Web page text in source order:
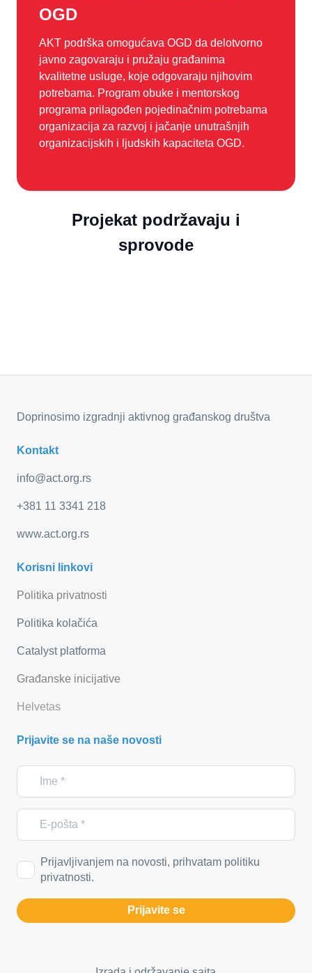
OGD
AKT podrška omogućava OGD da delotvorno
javno zagovaraju i pružaju građanima
kvalitetne usluge, koje odgovaraju njihovim
potrebama. Program obuke i mentorskog
programa prilagođen pojedinačnim potrebama
organizacija za razvoj i jačanje unutrašnjih
organizacijskih i ljudskih kapaciteta OGD.
Projekat podržavaju i
sprovode
Doprinosimo izgradnji aktivnog građanskog društva
Kontakt
info@act.org.rs
+381 11 3341 218
www.act.org.rs
Korisni linkovi
Politika privatnosti
Politika kolačića
Catalyst platforma
Građanske inicijative
Helvetas
Prijavite se na naše novosti
Prijavljivanjem na novosti, prihvatam politiku
privatnosti.
Prijavite se